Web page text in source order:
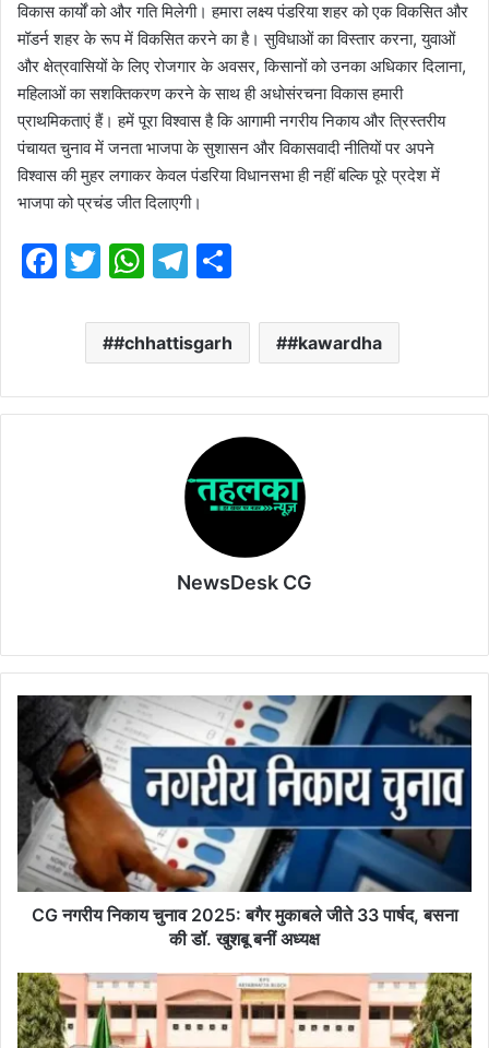
विकास कार्यों को और गति मिलेगी। हमारा लक्ष्य पंडरिया शहर को एक विकसित और
मॉडर्न शहर के रूप में विकसित करने का है। सुविधाओं का विस्तार करना, युवाओं
और क्षेत्रवासियों के लिए रोजगार के अवसर, किसानों को उनका अधिकार दिलाना,
महिलाओं का सशक्तिकरण करने के साथ ही अधोसंरचना विकास हमारी
प्राथमिकताएं हैं। हमें पूरा विश्वास है कि आगामी नगरीय निकाय और त्रिस्तरीय
पंचायत चुनाव में जनता भाजपा के सुशासन और विकासवादी नीतियों पर अपने
विश्वास की मुहर लगाकर केवल पंडरिया विधानसभा ही नहीं बल्कि पूरे प्रदेश में
भाजपा को प्रचंड जीत दिलाएगी।
F
b
T
itt
er
W
at
s
A
T
e
gr
a
m
ar
e
#chhattisgarh #kawardha
NewsDesk CG
CG
नगरीय
निकाय
चुनाव
2025:
बगैर
मुकाबले
जीते
33
पार्षद,
डॉ.
खुशबू
बनीं
CG नगरीय निकाय चुनाव 2025: बगैर मुकाबले जीते 33 पार्षद, बसना
की डॉ. खुशबू बनीं अध्यक्ष
कृष्णा
पब्लिक
स्कूल